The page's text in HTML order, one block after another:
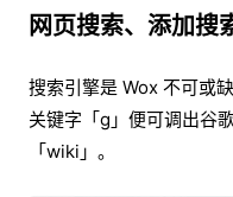
网页搜索、添加搜
搜索引擎是 Wox 不可或
关键字「g」便可调出谷
「wiki」。